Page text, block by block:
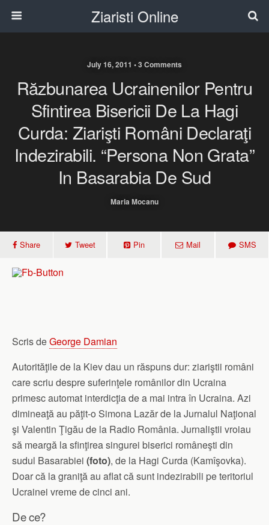
Ziaristi Online
July 16, 2011 • 3 Comments
Răzbunarea Ucrainenilor Pentru
Sfintirea Bisericii De La Hagi
Curda: Ziarişti Români Declaraţi
Indezirabili. “Persona Non Grata”
In Basarabia De Sud
Maria Mocanu
Share Tweet Pin Mail SMS
Scris deGeorge Damian
Autorităţile de la Kiev dau un răspuns dur: ziariştii români
care scriu despre suferinţele românilor din Ucraina
primesc automat interdicţia de a mai intra în Ucraina. Azi
dimineaţă au păţit-o Simona Lazăr de la Jurnalul Naţional
şi Valentin Ţigău de la Radio România. Jurnaliştii vroiau
să meargă la sfinţirea singurei biserici româneşti din
sudul Basarabiei (foto), de la Hagi Curda (Kamîşovka).
Doar că la graniţă au aflat că sunt indezirabili pe teritoriul
Ucrainei vreme de cinci ani.
De ce?